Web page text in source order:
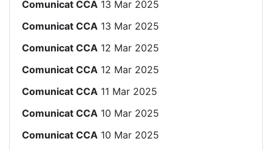
Comunicat CCA 13 Mar 2025
Comunicat CCA 13 Mar 2025
Comunicat CCA 12 Mar 2025
Comunicat CCA 12 Mar 2025
Comunicat CCA 11 Mar 2025
Comunicat CCA 10 Mar 2025
Comunicat CCA 10 Mar 2025